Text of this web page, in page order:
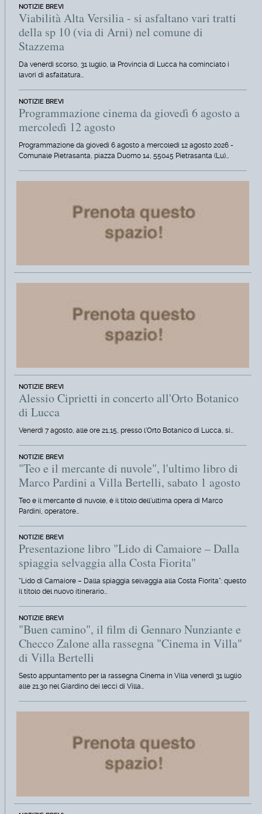
NOTIZIE BREVI
Viabilità Alta Versilia - si asfaltano vari tratti
della sp 10 (via di Arni) nel comune di
Stazzema
Da venerdì scorso, 31 luglio, la Provincia di Lucca ha cominciato i
lavori di asfaltatura…
NOTIZIE BREVI
Programmazione cinema da giovedì 6 agosto a
mercoledì 12 agosto
Programmazione da giovedì 6 agosto a mercoledì 12 agosto 2026 -
Comunale Pietrasanta, piazza Duomo 14, 55045 Pietrasanta (Lu)…
NOTIZIE BREVI
Alessio Ciprietti in concerto all'Orto Botanico
di Lucca
Venerdì 7 agosto, alle ore 21,15, presso l'Orto Botanico di Lucca, si…
NOTIZIE BREVI
"Teo e il mercante di nuvole", l'ultimo libro di
Marco Pardini a Villa Bertelli, sabato 1 agosto
Teo e il mercante di nuvole, è il titolo dell'ultima opera di Marco
Pardini, operatore…
NOTIZIE BREVI
Presentazione libro "Lido di Camaiore – Dalla
spiaggia selvaggia alla Costa Fiorita"
"Lido di Camaiore – Dalla spiaggia selvaggia alla Costa Fiorita": questo
il titolo del nuovo itinerario…
NOTIZIE BREVI
"Buen camino", il film di Gennaro Nunziante e
Checco Zalone alla rassegna "Cinema in Villa"
di Villa Bertelli
Sesto appuntamento per la rassegna Cinema in Villa venerdì 31 luglio
alle 21.30 nel Giardino dei lecci di Villa…